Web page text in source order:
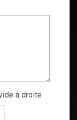
à droite